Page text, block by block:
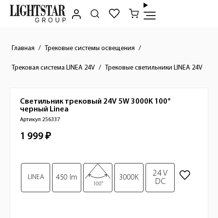
Главная Трековые системы освещения
Трековая система LINEA 24V Трековые светильники LINEA 24V
Краткое описание товара
Изображения товара
LINEA 450 lm
100°
3000K
24 V
DC
Светильник трековый 24V 5W 3000K 100°
черный Linea
Артикул 256337
Стоимость товара
1 999 ₽